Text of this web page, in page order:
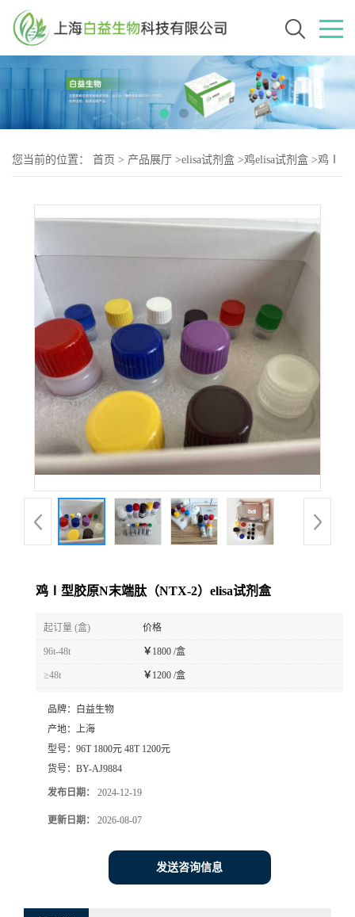
您当前的位置： 首页 > 产品展厅 >elisa试剂盒 >鸡elisa试剂盒 >鸡Ⅰ
鸡Ⅰ型胶原N末端肽（NTX-2）elisa试剂盒
起订量 (盒) 价格
96t-48t ￥ 1800 /盒
≥48t ￥ 1200 /盒
品牌：
白益生物
产地： 上海
型号： 96T 1800元 48T 1200元
货号： BY-AJ9884
发布日期： 2024-12-19
更新日期： 2026-08-07
发送咨询信息